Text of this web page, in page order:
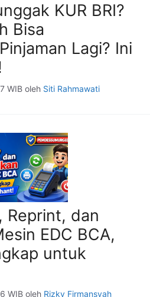
KUR BRI?
Bisa
Lagi? Ini
WIB oleh Siti Rahmawati
Reprint, dan
EDC BCA,
untuk
WIB oleh Rizky Firmansyah